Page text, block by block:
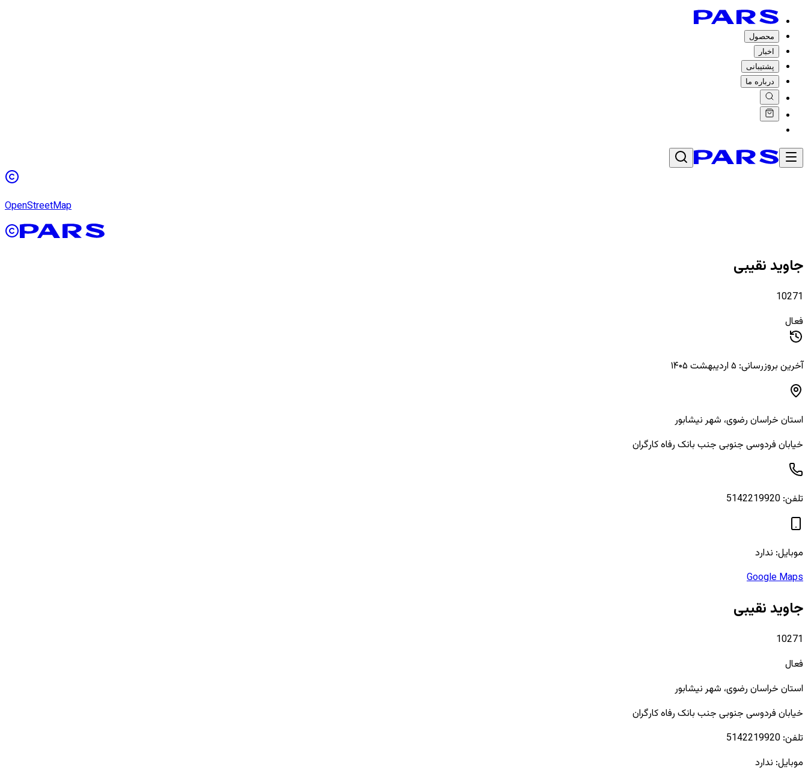
محصول
اخبار
پشتیبانی
درباره ما
OpenStreetMap
جاوید نقیبی
10271
فعال
آخرین بروزرسانی: ۵ اردیبهشت ۱۴۰۵
استان خراسان رضوی، شهرنیشابور
خیابان فردوسی جنوبی جنب بانک رفاه کارگران
تلفن: 5142219920
موبایل: ندارد
Google Maps
جاوید نقیبی
10271
فعال
استان خراسان رضوی، شهرنیشابور
خیابان فردوسی جنوبی جنب بانک رفاه کارگران
تلفن: 5142219920
موبایل: ندارد